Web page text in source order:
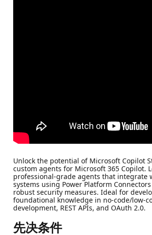
Unlock the potential of Microsoft Copilot
custom agents for Microsoft 365 Copilot.
professional-grade agents that integrate
systems using Power Platform
robust security measures. Ideal for
foundational knowledge in no-code/low-
development, REST APIs, and OAuth 2.0.
先决条件